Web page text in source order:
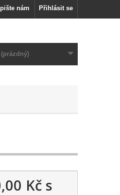
Přihlásit se
nám
(prázdný)
Kčs